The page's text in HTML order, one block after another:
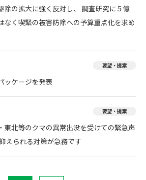
除の拡大に強く反対し、 調査研究に５億
なく喫緊の被害防除への予算重点化を求め
要望・提案
ッケージを発表
要望・提案
北等のクマの異常出没を受けての緊急声
えられる対策が急務です